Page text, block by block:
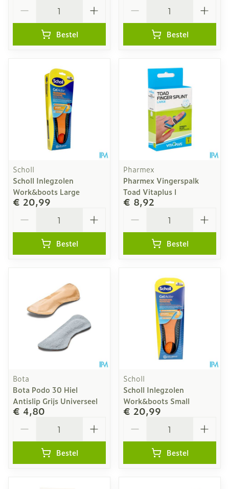
Bestel Bestel
Scholl
Scholl Inlegzolen
Work&boots Large
€ 20,99
Bestel
Pharmex
Pharmex Vingerspalk
Toad Vitaplus l
€ 8,92
Bestel
Bota
Bota Podo 30 Hiel
Antislip Grijs Universeel
€ 4,80
Bestel
Scholl
Scholl Inlegzolen
Work&boots Small
€ 20,99
Bestel